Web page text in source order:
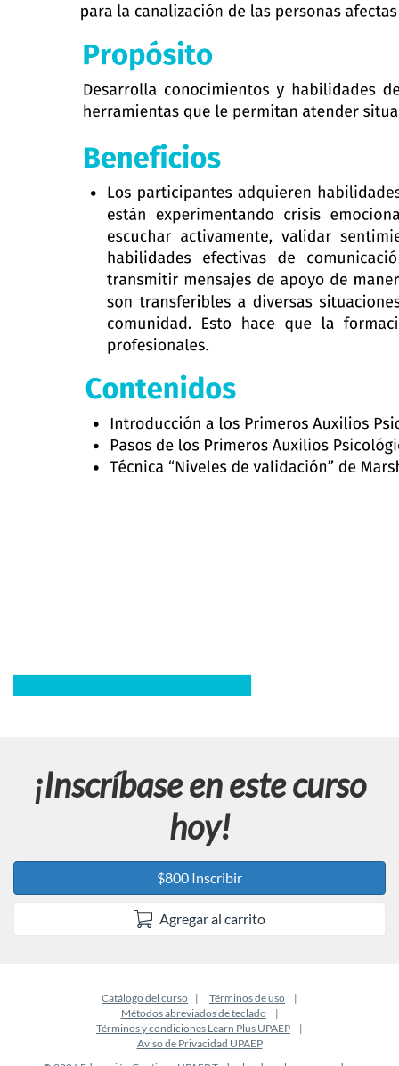
¡Inscríbase en este curso
hoy!
$800 Inscribir
Agregar al carrito
Catálogo del curso
Términos de uso
Métodos abreviados de teclado
Términos y condiciones Learn Plus UPAEP
Aviso de Privacidad UPAEP